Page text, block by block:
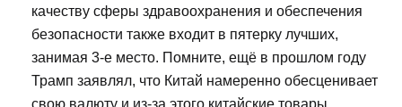
качеству сферы здравоохранения и обеспечения
безопасности также входит в пятерку лучших,
занимая 3-е место. Помните, ещё в прошлом году
Трамп заявлял, что Китай намеренно обесценивает
свою валюту и из-за этого китайские товары